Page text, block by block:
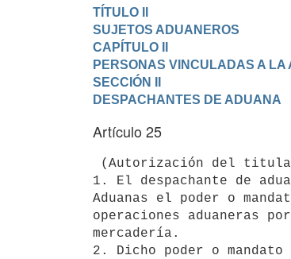
TÍTULO II
SUJETOS ADUANEROS
CAPÍTULO II
PERSONAS VINCULADAS A
SECCIÓN II
DESPACHANTES DE ADUANA
Artículo 25
1. El despachante de
Aduanas el poder o
operaciones aduaneras
mercadería.
2. Dicho poder o